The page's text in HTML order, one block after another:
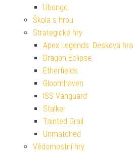
Ubongo
Škola s hrou
Strategické hry
Apex Legends: Desková hra
Dragon Eclipse
Etherfields
Gloomhaven
ISS Vanguard
Stalker
Tainted Grail
Unmatched
Vědomostní hry